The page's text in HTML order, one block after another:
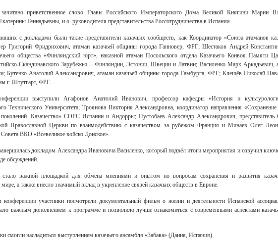
приветственное слово Главы Российского Императорского Дома Великой Княгини Марии
Геннадьевны, и.о. руководителя представительства Россотрудничества в Испании.
с докладами были такие представители казачьих сообществ, как Координатор «Союза атаманов
Григорий Фридрихович, атаман казачьей общины города Ганновер, ФРГ; Шестаков Андрей
общества «Финляндский юрт», наказной атаман Посольского отдела Казачьего Конвоя Памяти
Скандинавского Зарубежья – Финляндии, Эстонии, Швеции и Латвии; Василенко Марк Аркадьевич,
Бутенко Анатолий Александрович, атаман казачьей общины города Гамбурга, ФРГ; Клещёв Николай
г. Штутгарт, ФРГ.
выступили Агафонов Анатолий Иванович, профессор кафедры «История и
Технического Университета; Троянова Виктория Александровна, координатор направления «Сохранение
Казачество» СОРС Испании и Андорры; Пустобаев Александр Александрович, представитель
Православной Церкви по взаимодействию с казачеством за рубежом Франция и Минаев Олег
Совета ВКО «Всевеликое войско Донское».
докладом Александра Ивановича Василенко, который подвёл итоги мероприятия и озвучил
обсуждений.
стало важной площадкой для обмена мнениями и опытом по вопросам сохранения и развития
а также внесло значимый вклад в укрепление связей казачьих обществ в Европе.
конференции участники посмотрели документальный фильм о жизни и деятельности Испанской
важным дополнением к программе и позволило лучше ознакомиться с современными аспектами
смогли насладиться выступлением казачьего ансамбля «Забава» (Дания, Испания).